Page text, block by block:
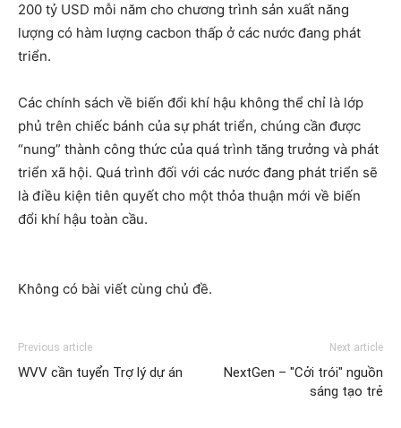
200 tỷ USD mỗi năm cho chương trình sản xuất năng
lượng có hàm lượng cacbon thấp ở các nước đang phát
triển.
Các chính sách về biến đổi khí hậu không thể chỉ là lớp
phủ trên chiếc bánh của sự phát triển, chúng cần được
“nung” thành công thức của quá trình tăng trưởng và phát
triển xã hội. Quá trình đối với các nước đang phát triển sẽ
là điều kiện tiên quyết cho một thỏa thuận mới về biến
đổi khí hậu toàn cầu.
Không có bài viết cùng chủ đề.
Previous article
WVV cần tuyển Trợ lý dự án
Next article
NextGen – "Cởi trói" nguồn
sáng tạo trẻ